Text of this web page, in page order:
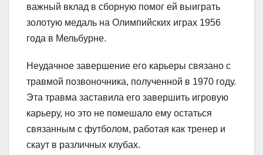
важный вклад в сборную помог ей выиграть
золотую медаль на Олимпийских играх 1956
года в Мельбурне.
Неудачное завершение его карьеры связано с
травмой позвоночника, полученной в 1970 году.
Эта травма заставила его завершить игровую
карьеру, но это не помешало ему остаться
связанным с футболом, работая как тренер и
скаут в различных клубах.